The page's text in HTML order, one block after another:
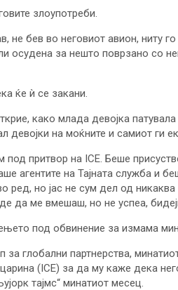
злоупотреби.
не бев во неговиот авион, ниту
осудена за нешто поврзано со
ќе ѝ се закани.
како млада девојка
девојки на моќните и самиот ги
притвор на ICE. Беше
агентите на Тајната служба и
но јас не сум дел од никаква
да ме вмешаш, но не успеа,
под обвинение за измама
глобални партнерства,
(ICE) за да му каже дека
тајмс“ минатиот месец.